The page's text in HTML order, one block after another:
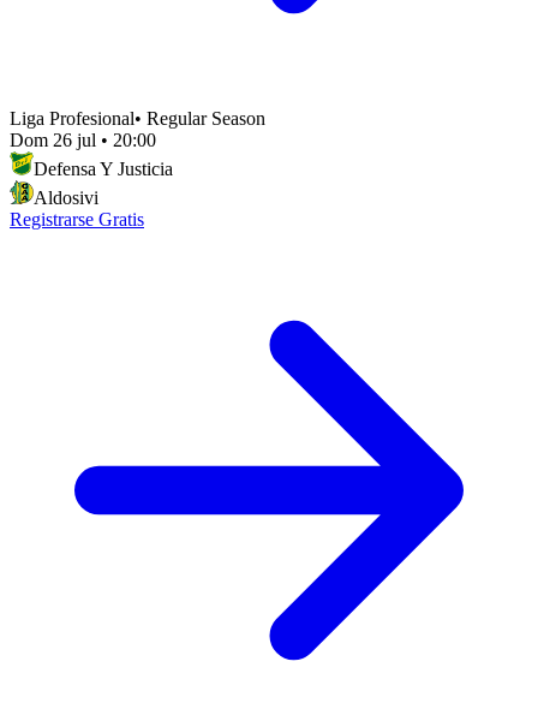
Liga Profesional• Regular Season
Dom 26 jul • 20:00
Defensa Y Justicia
Aldosivi
Registrarse Gratis